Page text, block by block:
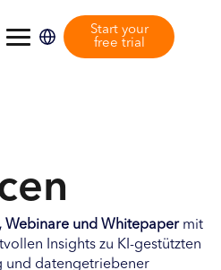
Start your
free trial
Webinare und Whitepapermit
Insights zu KI-gestützten
und datengetriebener